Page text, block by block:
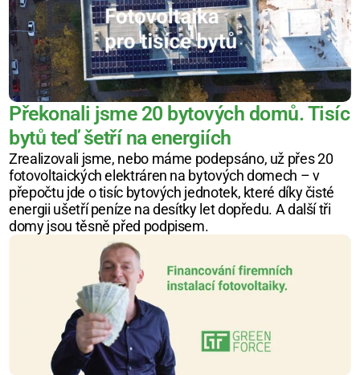
Překonali jsme 20 bytových domů. Tisíc
bytů teď šetří na energiích
Zrealizovali jsme, nebo máme podepsáno, už přes 20
fotovoltaických elektráren na bytových domech – v
přepočtu jde o tisíc bytových jednotek, které díky čisté
energii ušetří peníze na desítky let dopředu. A další tři
domy jsou těsně před podpisem.